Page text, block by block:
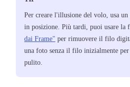
Per creare l'illusione del volo, usa
in posizione. Più tardi, puoi usare la
dai Frame" per rimuovere il filo
una foto senza il filo inizialmente
pulito.